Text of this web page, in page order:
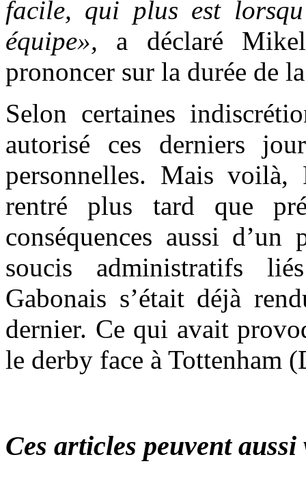
facile, qui plus est
équipe», a déclaré
prononcer sur la durée de
Selon certaines
autorisé ces derniers
personnelles. Mais voilà,
rentré plus tard que
conséquences aussi
soucis administratifs
Gabonais s’était déjà
dernier. Ce qui avait
le derby face à Tottenham
Ces articles peuvent